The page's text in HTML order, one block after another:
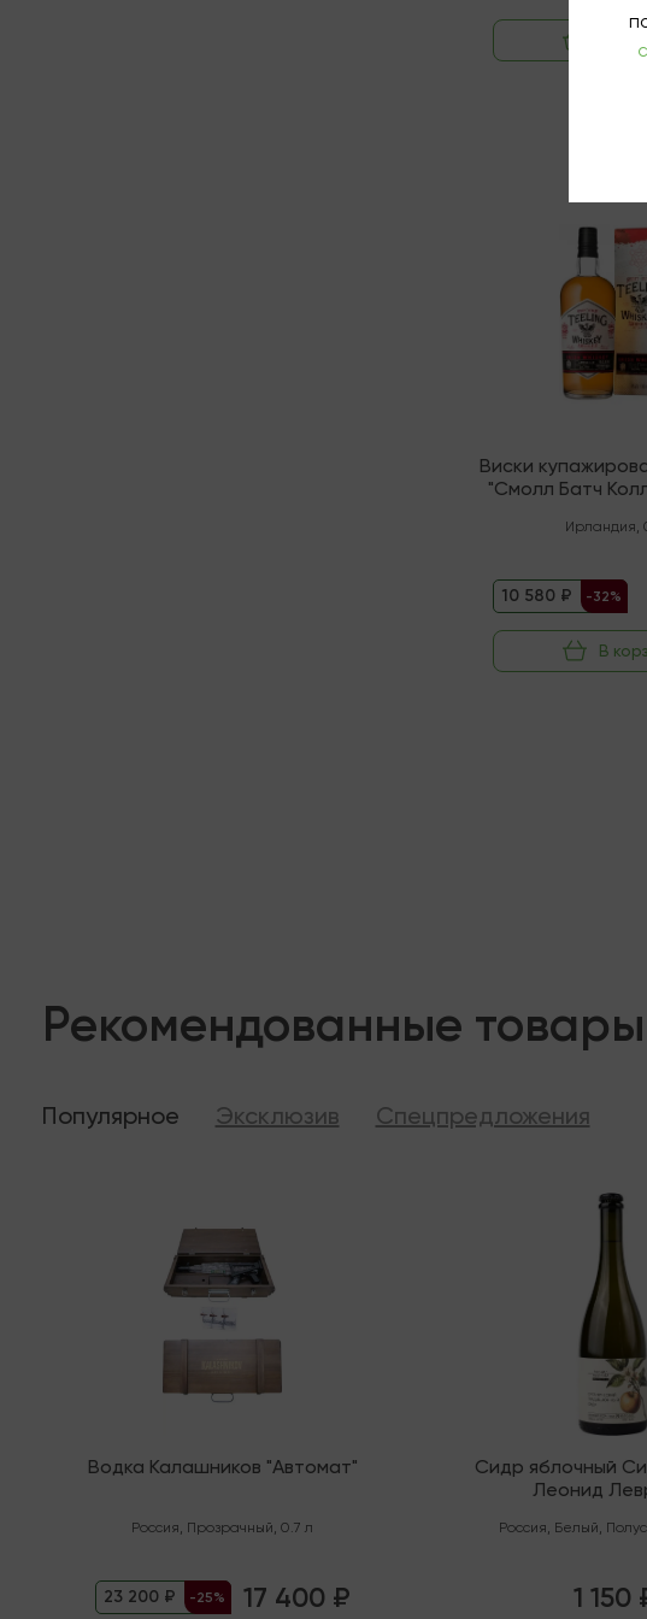
Виски
"Смолл Батч
Ирландия,
10 580 ₽ -32%
В
Рекомендованные товары
Популярное Эксклюзив Спецпредложения
Водка Калашников "Автомат"
Россия, Прозрачный, 0.7 л
23 200 ₽ -25% 17 400 ₽
Сидр яблочный
Леонид
Россия, Белый,
1 150